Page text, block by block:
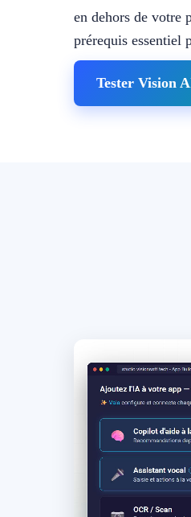
en dehors de votre
prérequis essentiel
Tester Vision